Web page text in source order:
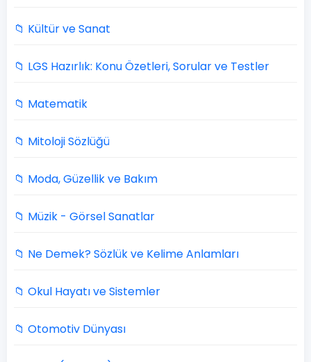
📁 Kültür ve Sanat
📁 LGS Hazırlık: Konu Özetleri, Sorular ve Testler
📁 Matematik
📁 Mitoloji Sözlüğü
📁 Moda, Güzellik ve Bakım
📁 Müzik - Görsel Sanatlar
📁 Ne Demek? Sözlük ve Kelime Anlamları
📁 Okul Hayatı ve Sistemler
📁 Otomotiv Dünyası